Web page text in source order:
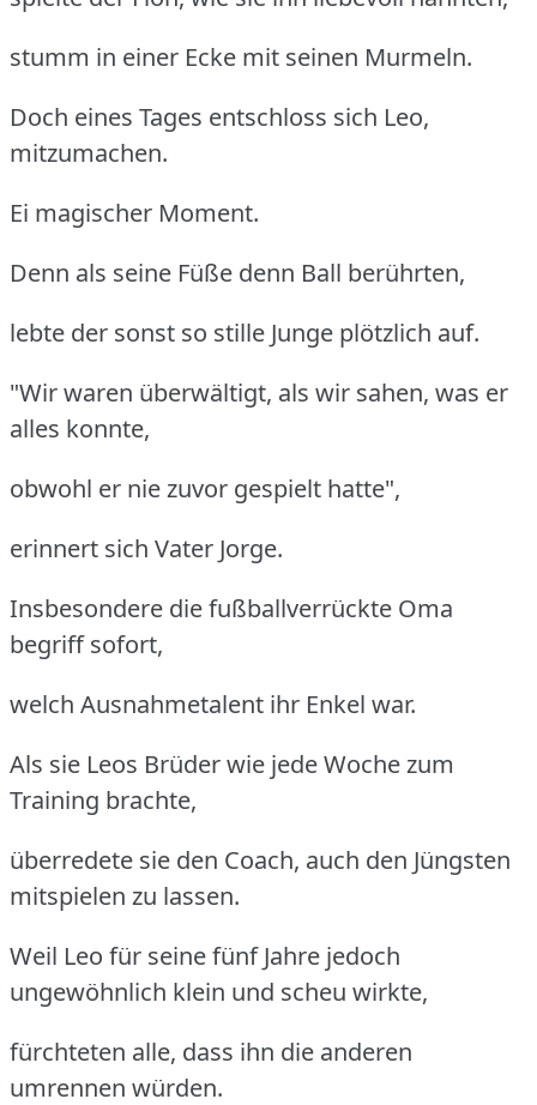
stumm in einer Ecke mit seinen Murmeln.
Doch eines Tages entschloss sich Leo,
mitzumachen.
Ei magischer Moment.
Denn als seine Füße denn Ball berührten,
lebte der sonst so stille Junge plötzlich auf.
"Wir waren überwältigt, als wir sahen, was er
alles konnte,
obwohl er nie zuvor gespielt hatte",
erinnert sich Vater Jorge.
Insbesondere die fußballverrückte Oma
begriff sofort,
welch Ausnahmetalent ihr Enkel war.
Als sie Leos Brüder wie jede Woche zum
Training brachte,
überredete sie den Coach, auch den Jüngsten
mitspielen zu lassen.
Weil Leo für seine fünf Jahre jedoch
ungewöhnlich klein und scheu wirkte,
fürchteten alle, dass ihn die anderen
umrennen würden.